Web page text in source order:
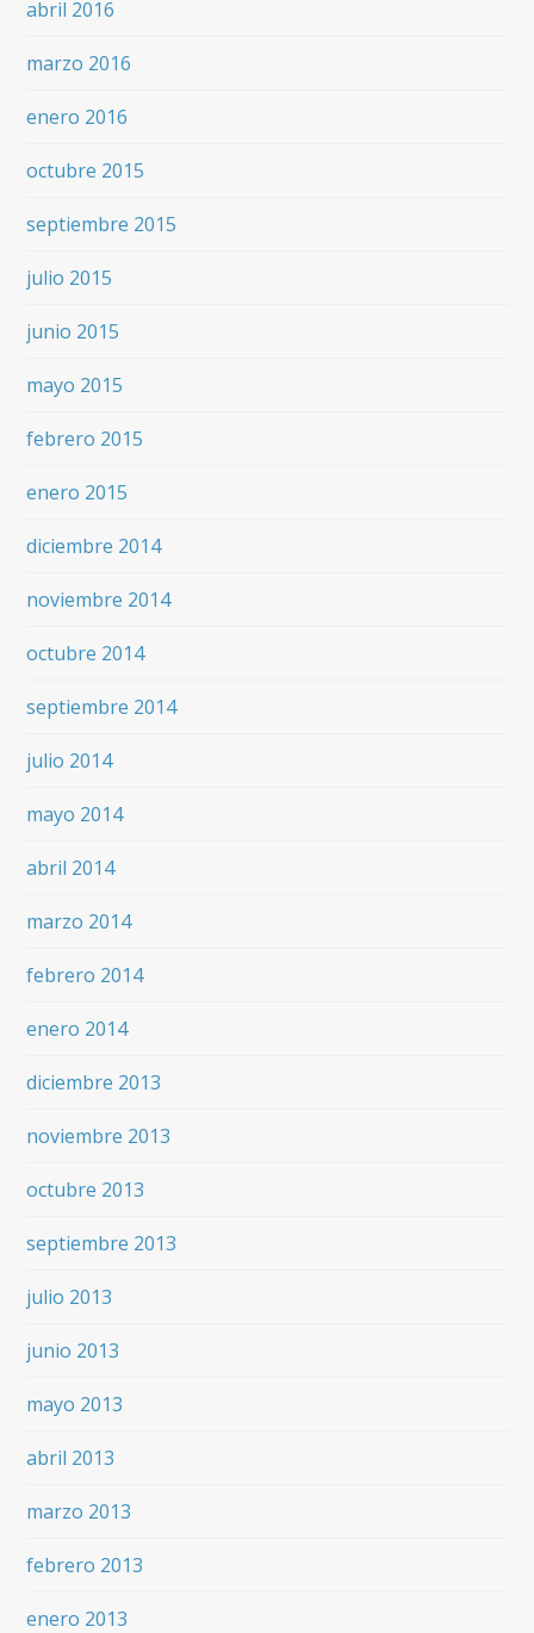
abril 2016
marzo 2016
enero 2016
octubre 2015
septiembre 2015
julio 2015
junio 2015
mayo 2015
febrero 2015
enero 2015
diciembre 2014
noviembre 2014
octubre 2014
septiembre 2014
julio 2014
mayo 2014
abril 2014
marzo 2014
febrero 2014
enero 2014
diciembre 2013
noviembre 2013
octubre 2013
septiembre 2013
julio 2013
junio 2013
mayo 2013
abril 2013
marzo 2013
febrero 2013
enero 2013